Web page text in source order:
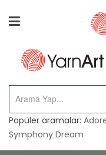
Popüler aramalar:
Symphony Dream